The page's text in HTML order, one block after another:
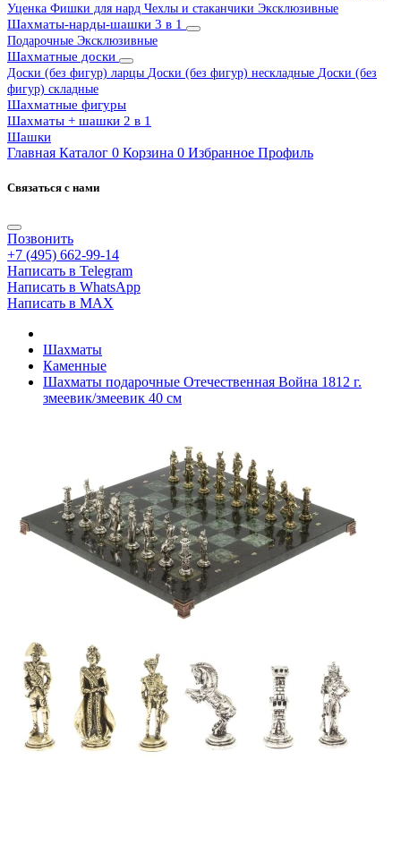
Уценка Фишки для нард Чехлы и стаканчики Эксклюзивные
Шахматы-нарды-шашки 3 в 1
Подарочные Эксклюзивные
Шахматные доски
Доски (без фигур) ларцы Доски (без фигур) нескладные Доски (без
фигур) складные
Шахматные фигуры
Шахматы + шашки 2 в 1
Шашки
Главная Каталог 0 Корзина 0 Избранное Профиль
Связаться с нами
Позвонить
+7 (495) 662-99-14
Написать в Telegram
Написать в WhatsApp
Написать в MAX
Шахматы
Каменные
Шахматы подарочные Отечественная Война 1812 г.
змеевик/змеевик 40 см